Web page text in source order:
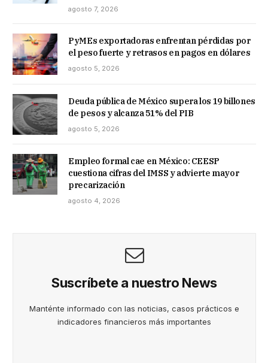
agosto 7, 2026
PyMEs exportadoras enfrentan pérdidas por
el peso fuerte y retrasos en pagos en dólares
agosto 5, 2026
Deuda pública de México supera los 19 billones
de pesos y alcanza 51% del PIB
agosto 5, 2026
Empleo formal cae en México: CEESP
cuestiona cifras del IMSS y advierte mayor
precarización
agosto 4, 2026
Suscríbete a nuestro News
Manténte informado con las noticias, casos prácticos e
indicadores financieros más importantes